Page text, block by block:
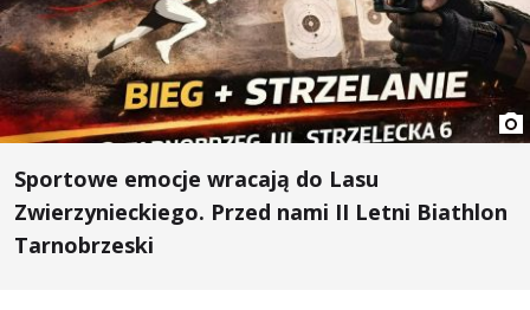
Sportowe emocje wracają do Lasu
Zwierzynieckiego. Przed nami II Letni Biathlon
Tarnobrzeski